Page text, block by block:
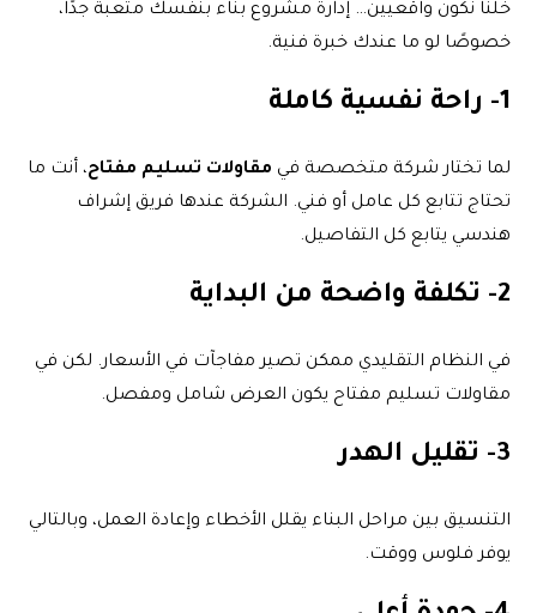
خلنا نكون واقعيين… إدارة مشروع بناء بنفسك متعبة جدًا،
خصوصًا لو ما عندك خبرة فنية.
1- راحة نفسية كاملة
لما تختار شركة متخصصة في مقاولات تسليم مفتاح، أنت ما
تحتاج تتابع كل عامل أو فني. الشركة عندها فريق إشراف
هندسي يتابع كل التفاصيل.
2- تكلفة واضحة من البداية
في النظام التقليدي ممكن تصير مفاجآت في الأسعار. لكن في
مقاولات تسليم مفتاح يكون العرض شامل ومفصل.
3- تقليل الهدر
التنسيق بين مراحل البناء يقلل الأخطاء وإعادة العمل، وبالتالي
يوفر فلوس ووقت.